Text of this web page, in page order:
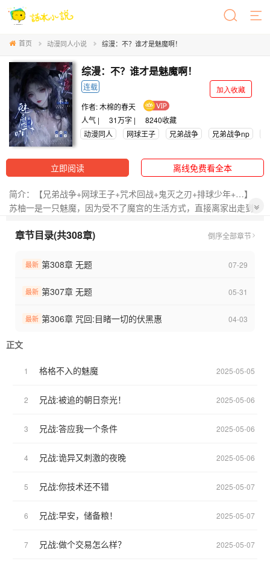
首页 动漫同人小说 综漫：不？谁才是魅魔啊！
综漫：不？谁才是魅魔啊！
连载
加入收藏
作者:木棉的春天
人气 |
31万字 | 8240收藏
动漫同人
网球王子 兄弟战争 兄弟战争np
立即阅读 离线免费看全本
简介：【兄弟战争+网球王子+咒术回战+鬼灭之刃+排球少年+…】
苏柚一是一只魅魔，因为受不了魔宫的生活方式，直接离家出走到
想要他们的魅魔少女vS偶尔想要帮忙的美男们!
【漂亮文!喜欢的可以收藏一下!】
好想告诉你:【结束！】
章节目录(共308章) 倒序全部章节
最新 第308章 无题 07-29
最新 第307章 无题 05-31
最新 第306章 咒回:目睹一切的伏黑惠 04-03
正文
1 格格不入的魅魔 2025-05-05
2 兄战:被追的朝日奈光！ 2025-05-06
3 兄战:答应我一个条件 2025-05-06
4 兄战:诡异又刺激的夜晚 2025-05-06
5 兄战:你技术还不错 2025-05-07
6 兄战:早安，储备粮！ 2025-05-07
7 兄战:做个交易怎么样？ 2025-05-07